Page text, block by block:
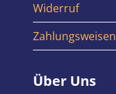
Widerruf
Zahlungsweisen
Über Uns